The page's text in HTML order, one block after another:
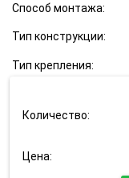
Способ монтажа:
Тип конструкции:
Тип крепления:
Количество:
Цена: